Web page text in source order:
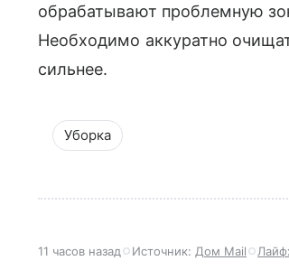
обрабатывают проблемную
Необходимо аккуратно
сильнее.
Уборка
11 часов назад Источник: Дом Mail